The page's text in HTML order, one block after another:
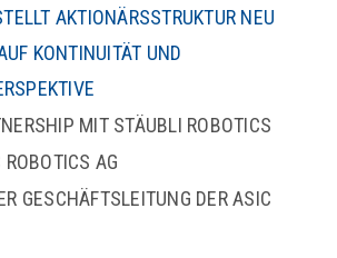
AKTIONÄRSSTRUKTUR NEU
KONTINUITÄT UND
MIT STÄUBLI ROBOTICS
AG
GESCHÄFTSLEITUNG DER ASIC